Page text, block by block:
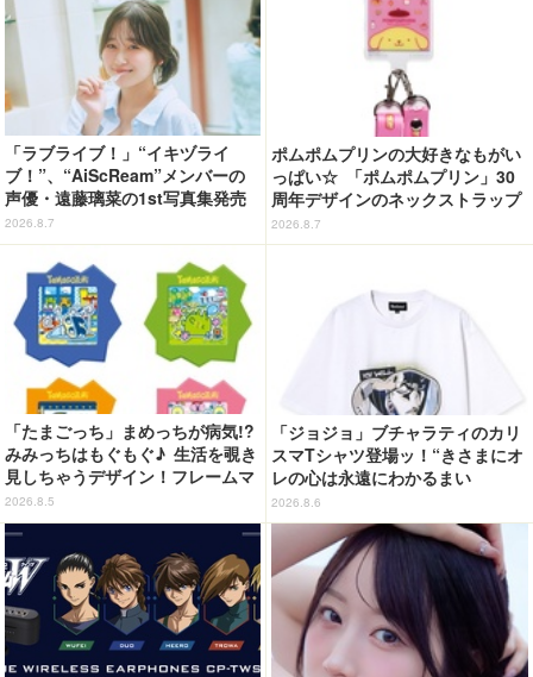
「ラブライブ！」“イキヅライ
ブ！”、“AiScReam”メンバーの
声優・遠藤璃菜の1st写真集発売
決定！2ショット写メ会と写真集
サイン会も開催！【10月6日発
2026.8.7
ポムポムプリンの大好きなもがい
っぱい☆ 「ポムポムプリン」30
周年デザインのネックストラップ
がカプセルトイに！ゲーム風デザ
イン全5種が登場♪
2026.8.7
「たまごっち」まめっちが病気!?
みみっちはもぐもぐ♪ 生活を覗き
見しちゃうデザイン！フレームマ
グネット「ぴたっとフレーム」登
場☆
2026.8.5
「ジョジョ」ブチャラティのカリ
スマTシャツ登場ッ！“きさまにオ
レの心は永遠にわかるまい
ッ！”や感動のクライマックスを
デザイン
2026.8.6